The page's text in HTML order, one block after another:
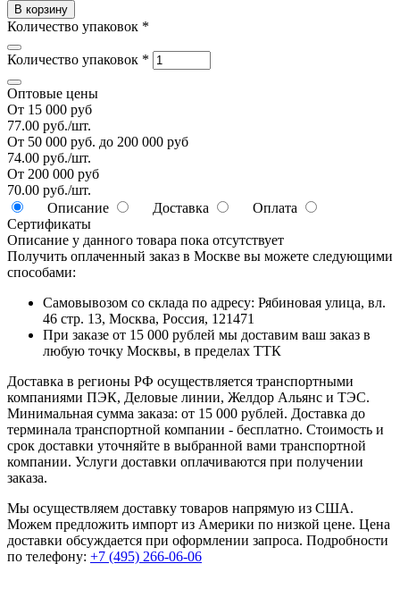
Количество упаковок *
Количество упаковок *
Оптовые цены
От 15 000 руб
77.00 руб./шт.
От 50 000 руб. до 200 000 руб
74.00 руб./шт.
От 200 000 руб
70.00 руб./шт.
Описание
Доставка
Оплата
Сертификаты
Описание у данного товара пока отсутствует
Получить оплаченный заказ в Москве вы можете следующими
способами:
Самовывозом со склада по адресу: Рябиновая улица, вл.
46 стр. 13, Москва, Россия, 121471
При заказе от 15 000 рублей мы доставим ваш заказ в
любую точку Москвы, в пределах ТТК
Доставка в регионы РФ осуществляется транспортными
компаниями ПЭК, Деловые линии, Желдор Альянс и ТЭС.
Минимальная сумма заказа: от 15 000 рублей. Доставка до
терминала транспортной компании - бесплатно. Стоимость и
срок доставки уточняйте в выбранной вами транспортной
компании. Услуги доставки оплачиваются при получении
заказа.
Мы осуществляем доставку товаров напрямую из США.
Можем предложить импорт из Америки по низкой цене. Цена
доставки обсуждается при оформлении запроса. Подробности
по телефону: +7 (495) 266-06-06